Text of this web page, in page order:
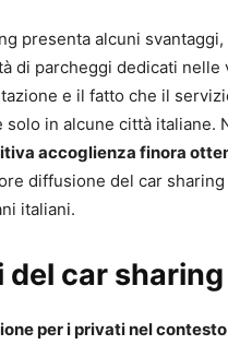
presenta alcuni
di parcheggi dedicati nelle
e il fatto che il
solo in alcune città italiane.
accoglienza finora
diffusione del car
italiani.
del car sharing
per i privati nel